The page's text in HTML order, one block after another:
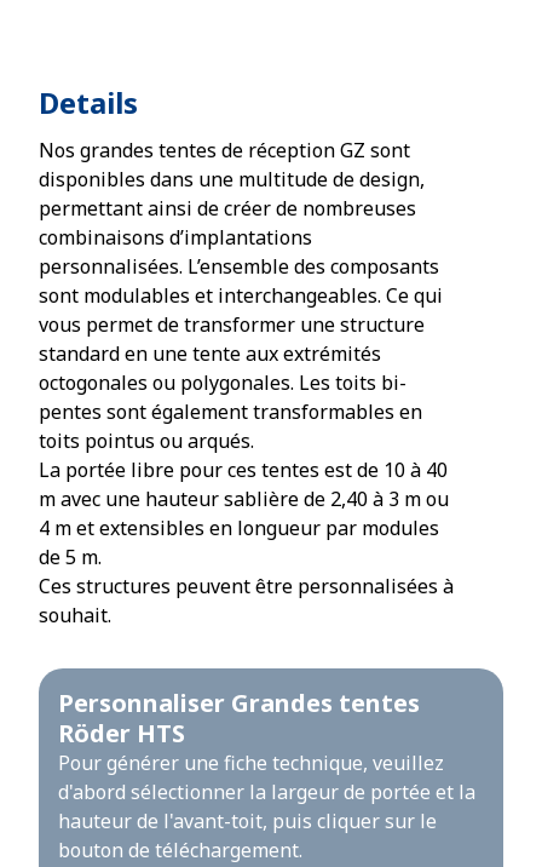
Details
Nos grandes tentes de réception GZ sont
disponibles dans une multitude de design,
permettant ainsi de créer de nombreuses
combinaisons d’implantations
personnalisées. L’ensemble des composants
sont modulables et interchangeables. Ce qui
vous permet de transformer une structure
standard en une tente aux extrémités
octogonales ou polygonales. Les toits bi-
pentes sont également transformables en
toits pointus ou arqués.
La portée libre pour ces tentes est de 10 à 40
m avec une hauteur sablière de 2,40 à 3 m ou
4 m et extensibles en longueur par modules
de 5 m.
Ces structures peuvent être personnalisées à
souhait.
Personnaliser Grandes tentes
Röder HTS
Pour générer une fiche technique, veuillez
d'abord sélectionner la largeur de portée et la
hauteur de l'avant-toit, puis cliquer sur le
bouton de téléchargement.